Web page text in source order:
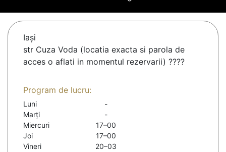
Iaşi
str Cuza Voda (locatia exacta si parola de
acces o aflati in momentul rezervarii) ????
Program de lucru:
Luni
-
Marți
-
Miercuri
17–00
Joi
17–00
Vineri
20–03